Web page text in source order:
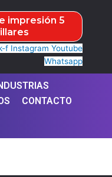
impresión 5
f Instagram Youtube
Whatsapp
CONTACTO